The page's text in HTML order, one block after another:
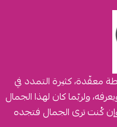
معقّدة، كثيرة التمدد في
ولربّما كان لهذا الجمال
كُنت ترى الجمال فتجده